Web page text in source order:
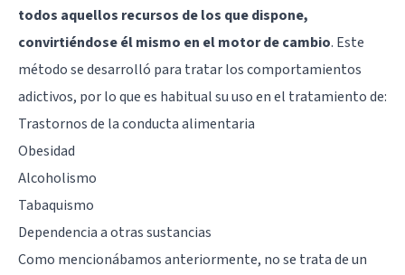
todos aquellos recursos de los que dispone,
convirtiéndose él mismo en el motor de cambio. Este
método se desarrolló para tratar los comportamientos
adictivos, por lo que es habitual su uso en el tratamiento de:
Trastornos de la conducta alimentaria
Obesidad
Alcoholismo
Tabaquismo
Dependencia a otras sustancias
Como mencionábamos anteriormente, no se trata de un